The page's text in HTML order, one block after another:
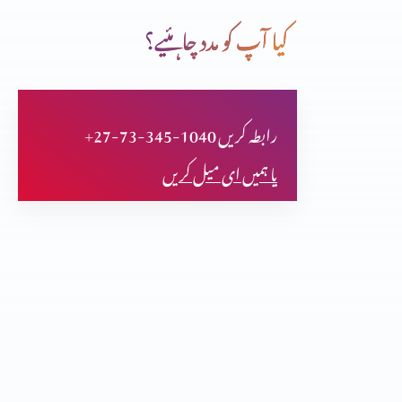
سچائی اور آزادی
ان کی آنکھیں کھل گئیں، کیا آپ کی بھی؟
کیا آپ کو مدد چاہئیے؟
+27-73-345-1040 رابطہ کریں
یا ہمیں ای میل کریں